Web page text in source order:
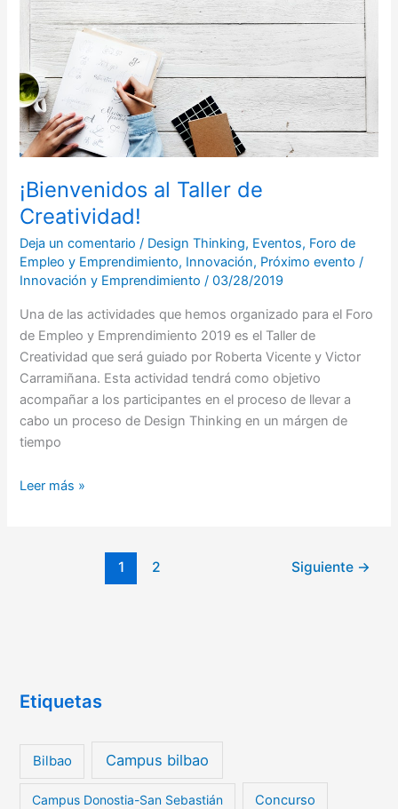
¡Bienvenidos al Taller de
Creatividad!
Deja un comentario / Design Thinking, Eventos, Foro de
Empleo y Emprendimiento, Innovación, Próximo evento /
Innovación y Emprendimiento/03/28/2019
Una de las actividades que hemos organizado para el Foro
de Empleo y Emprendimiento 2019 es el Taller de
Creatividad que será guiado por Roberta Vicente y Victor
Carramiñana. Esta actividad tendrá como objetivo
acompañar a los participantes en el proceso de llevar a
cabo un proceso de Design Thinking en un márgen de
tiempo
Creatividad!
Leer más »
1 2 Siguiente →
Etiquetas
Bilbao Campus bilbao
Campus Donostia-San Sebastián Concurso